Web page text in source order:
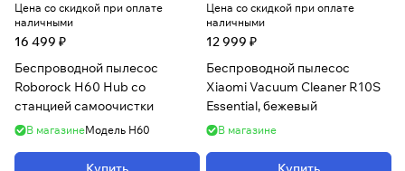
Цена со скидкой при оплате
наличными
16 499 ₽
Беспроводной пылесос
Roborock H60 Hub со
станцией самоочистки
В магазинеМодель H60
Цена со скидкой при оплате
наличными
12 999 ₽
Беспроводной пылесос
Xiaomi Vacuum Cleaner R10S
Essential, бежевый
В магазине